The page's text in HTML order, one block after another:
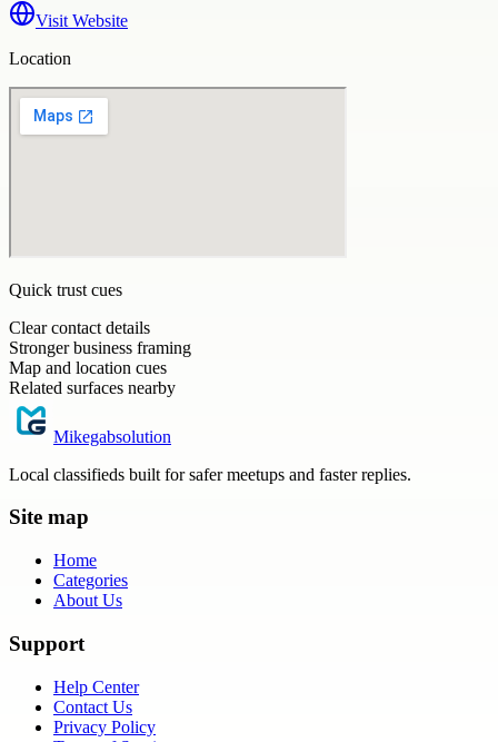
Visit Website
Location
Quick trust cues
Clear contact details
Stronger business framing
Map and location cues
Related surfaces nearby
Mikegabsolution
Local classifieds built for safer meetups and faster replies.
Site map
Home
Categories
About Us
Support
Help Center
Contact Us
Privacy Policy